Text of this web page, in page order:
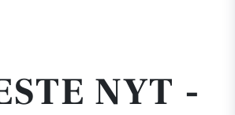
NYT -